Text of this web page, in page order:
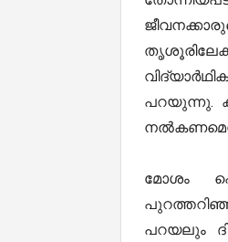
പറയുന്നു.
മോശം
പറയലും